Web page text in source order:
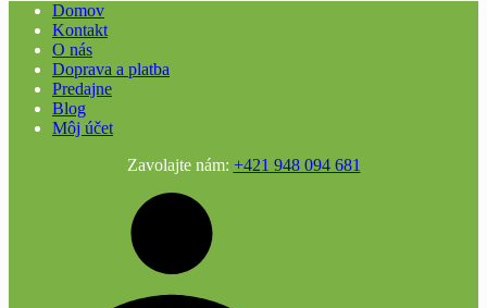
Domov
Kontakt
O nás
Doprava a platba
Predajne
Blog
Môj účet
Zavolajte nám: +421 948 094 681